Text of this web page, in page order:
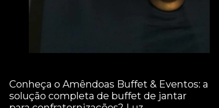
Conheça o Amêndoas Buffet & Eventos: a
solução completa de buffet de jantar